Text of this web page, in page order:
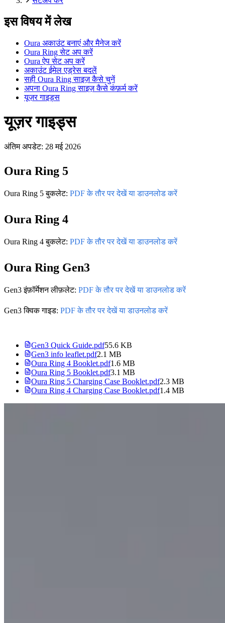
इस विषय में लेख
Oura अकाउंट बनाएं और मैनेज करें
Oura Ring सेट अप करें
Oura ऐप सेट अप करें
अकाउंट ईमेल एड्रेस बदलें
सही Oura Ring साइज़ कैसे चुनें
अपना Oura Ring साइज़ कैसे कंफ़र्म करें
यूज़र गाइड्स
यूज़र गाइड्स
अंतिम अपडेट: 28 मई 2026
Oura Ring 5
Oura Ring 5 बुकलेट: PDF के तौर पर देखें या डाउनलोड करें
Oura Ring 4
Oura Ring 4 बुकलेट: PDF के तौर पर देखें या डाउनलोड करें
Oura Ring Gen3
Gen3 इंफ़ॉर्मेशन लीफ़लेट: PDF के तौर पर देखें या डाउनलोड करें
Gen3 क्विक गाइड: PDF के तौर पर देखें या डाउनलोड करें
Gen3 Quick Guide.pdf55.6 KB
Gen3 info leaflet.pdf2.1 MB
Oura Ring 4 Booklet.pdf1.6 MB
Oura Ring 5 Booklet.pdf3.1 MB
Oura Ring 5 Charging Case Booklet.pdf2.3 MB
Oura Ring 4 Charging Case Booklet.pdf1.4 MB